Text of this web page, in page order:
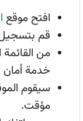
افتح موقع
قم
من
خدمة أمان
مؤقت.